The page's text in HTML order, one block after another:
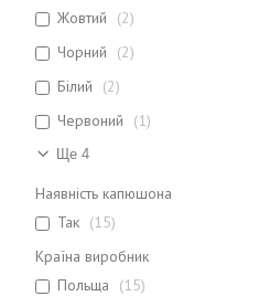
Жовтий
2
Чорний
2
Білий
2
Червоний
1
Ще 4
Наявність капюшона
Так
15
Країна виробник
Польща
15